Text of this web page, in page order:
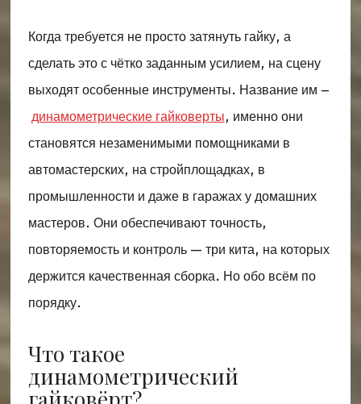
Когда требуется не просто затянуть гайку, а
сделать это с чётко заданным усилием, на сцену
выходят особенные инструменты. Название им –
динамометрические гайковерты, именно они
становятся незаменимыми помощниками в
автомастерских, на стройплощадках, в
промышленности и даже в гаражах у домашних
мастеров. Они обеспечивают точность,
повторяемость и контроль — три кита, на которых
держится качественная сборка. Но обо всём по
порядку.
Что такое
динамометрический